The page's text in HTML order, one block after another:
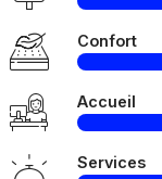
Confort
Accueil
Services